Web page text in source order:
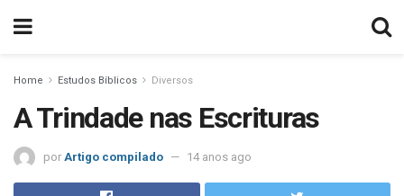
Home Estudos Bíblicos Diversos
A Trindade nas Escrituras
por Artigo compilado 14 anos ago